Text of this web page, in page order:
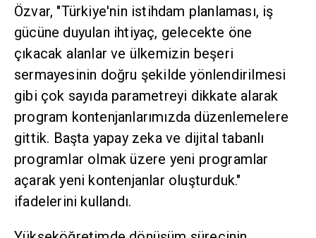
Özvar, "Türkiye'nin istihdam planlaması, iş
gücüne duyulan ihtiyaç, gelecekte öne
çıkacak alanlar ve ülkemizin beşeri
sermayesinin doğru şekilde yönlendirilmesi
gibi çok sayıda parametreyi dikkate alarak
program kontenjanlarımızda düzenlemelere
gittik. Başta yapay zeka ve dijital tabanlı
programlar olmak üzere yeni programlar
açarak yeni kontenjanlar oluşturduk."
ifadelerini kullandı.